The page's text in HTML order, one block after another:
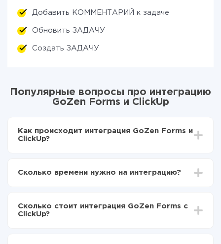
Добавить КОММЕНТАРИЙ к задаче
Обновить ЗАДАЧУ
Создать ЗАДАЧУ
Популярные вопросы про интеграцию
GoZen Forms и ClickUp
Как происходит интеграция GoZen Forms и
ClickUp?
Выбираете какие данные передавать из GoZen
передаваться из GoZen Forms в ClickUp
Сколько времени нужно на интеграцию?
отличаться и составлять от 5-ти до 30-минут. В
среднем настройка занимает 10-15 минут.
Сколько стоит интеграция GoZen Forms с
ClickUp?